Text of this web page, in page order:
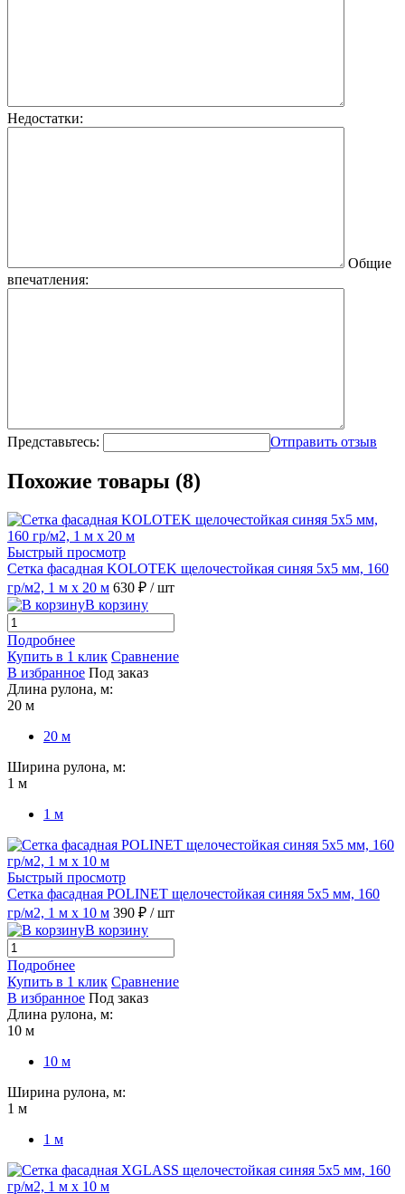
Недостатки:
Общие
впечатления:
Представьтесь: Отправить отзыв
Похожие товары (8)
Быстрый просмотр
Сетка фасадная KOLOTEK щелочестойкая синяя 5х5 мм, 160
гр/м2, 1 м х 20 м 630 ₽ / шт
В корзину
Подробнее
Купить в 1 клик Сравнение
В избранное Под заказ
Длина рулона, м:
20 м
20 м
Ширина рулона, м:
1 м
1 м
Быстрый просмотр
Сетка фасадная POLINET щелочестойкая синяя 5х5 мм, 160
гр/м2, 1 м х 10 м 390 ₽ / шт
В корзину
Подробнее
Купить в 1 клик Сравнение
В избранное Под заказ
Длина рулона, м:
10 м
10 м
Ширина рулона, м:
1 м
1 м